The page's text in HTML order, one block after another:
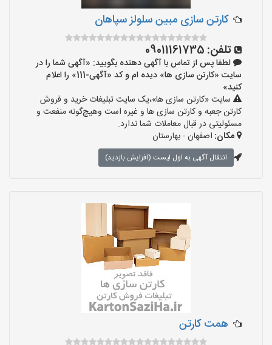
کارتن سازی مبین سلولز سپاهان
تلفن: 09011161735
لطفا پس از تماس با آگهی دهنده بگویید: «آگهی شما را در
سایت «کارتن سازی ها» دیده ام و کد «آگهی-111» را اعلام
کنید»
سایت «کارتن سازی ها»،یک سایت تبلیغات خرید و فروش
کارتن جعبه و کارتن سازی ها و غیره است وهیچ‌گونه منفعت و
مسئولیتی در قبال معاملات شما ندارد.
مکان: اصفهان - بهارستان
انتقال آگهی به اول لیست (افزایش بازدید)
همت کارتن